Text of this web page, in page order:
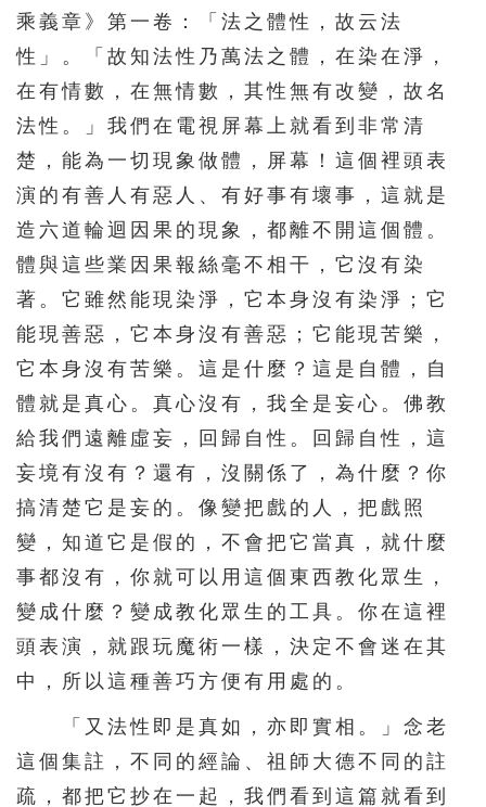
乘義章》第一卷：「法之體性，故云法
性」。「故知法性乃萬法之體，在染在淨，
在有情數，在無情數，其性無有改變，故名
法性。」我們在電視屏幕上就看到非常清
楚，能為一切現象做體，屏幕！這個裡頭表
演的有善人有惡人、有好事有壞事，這就是
造六道輪迴因果的現象，都離不開這個體。
體與這些業因果報絲毫不相干，它沒有染
著。它雖然能現染淨，它本身沒有染淨；它
能現善惡，它本身沒有善惡；它能現苦樂，
它本身沒有苦樂。這是什麼？這是自體，自
體就是真心。真心沒有，我全是妄心。佛教
給我們遠離虛妄，回歸自性。回歸自性，這
妄境有沒有？還有，沒關係了，為什麼？你
搞清楚它是妄的。像變把戲的人，把戲照
變，知道它是假的，不會把它當真，就什麼
事都沒有，你就可以用這個東西教化眾生，
變成什麼？變成教化眾生的工具。你在這裡
頭表演，就跟玩魔術一樣，決定不會迷在其
中，所以這種善巧方便有用處的。
「又法性即是真如，亦即實相。」念老
這個集註，不同的經論、祖師大德不同的註
疏，都把它抄在一起，我們看到這篇就看到